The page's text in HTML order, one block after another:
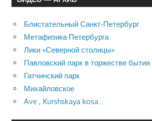
Блистательный Санкт-Петербург
Метафизика Петербурга
Лики «Северной столицы»
Павловский парк в торжестве
Гатчинский парк
Михайловское
Ave , Kurshskaya kosa…